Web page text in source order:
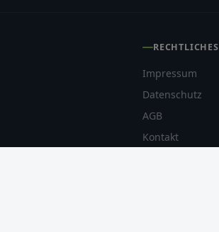
RECHTLICHES
Impressum
Datenschutz
AGB
Kontakt